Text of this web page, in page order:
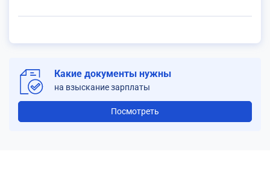
Какие документы нужны
на взыскание зарплаты
Посмотреть